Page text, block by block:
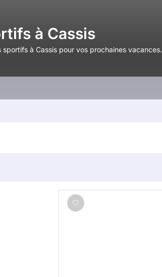
à Cassis
à Cassis pour vos prochaines vacances.